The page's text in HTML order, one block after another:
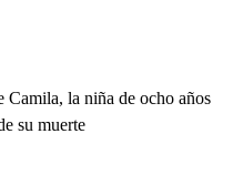
Camila, la niña de ocho años
su muerte